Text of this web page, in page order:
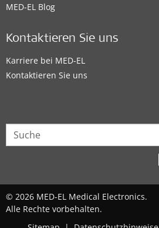
MED-EL Blog
Kontaktieren Sie uns
Karriere bei MED-EL
Kontaktieren Sie uns
© 2026 MED-EL Medical Electronics.
Alle Rechte vorbehalten.